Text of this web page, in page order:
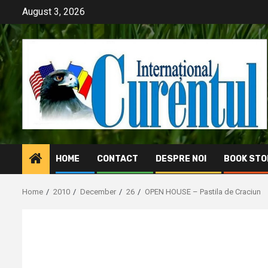
content
August 3, 2026
HOME CONTACT DESPRE NOI BOOK
Home 2010 December 26 OPEN HOUSE – Pastila de Craciun